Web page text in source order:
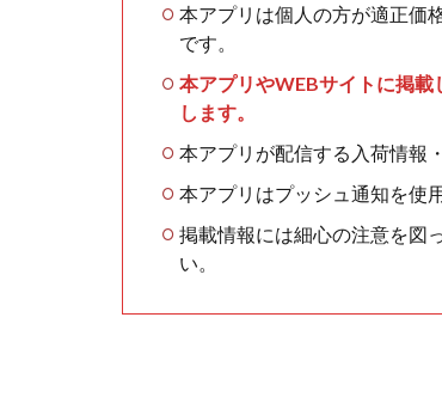
本アプリは個人の方が適正価
です。
本アプリやWEBサイトに掲
します。
本アプリが配信する入荷情報
本アプリはプッシュ通知を使
掲載情報には細心の注意を図
い。